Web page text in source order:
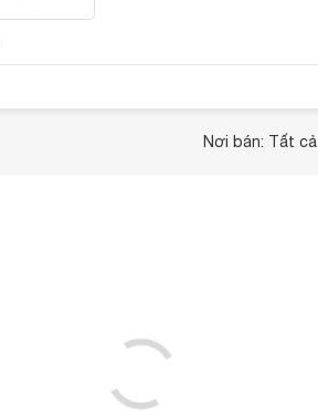
Nơi bán: Tất cả